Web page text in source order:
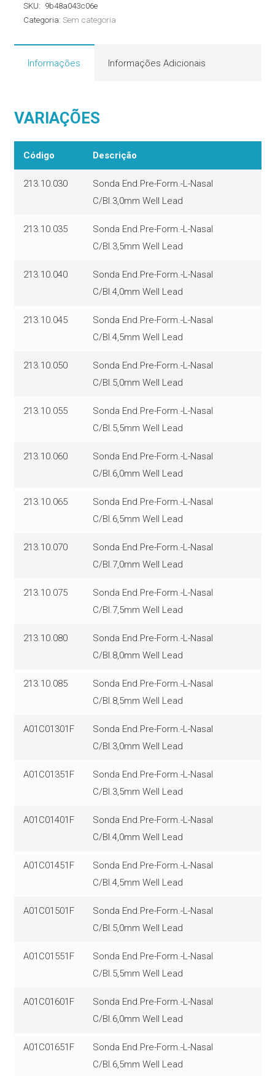
Formada
Norte
Com
Lead
SKU: 9b48a043c06e
Categoria: Sem categoria
Informações Informações Adicionais
VARIAÇÕES
Código Descrição
213.10.030
Sonda End.Pre-Form.-L-Nasal
C/Bl.3,0mm Well Lead
213.10.035
Sonda End.Pre-Form.-L-Nasal
C/Bl.3,5mm Well Lead
213.10.040
Sonda End.Pre-Form.-L-Nasal
C/Bl.4,0mm Well Lead
213.10.045
Sonda End.Pre-Form.-L-Nasal
C/Bl.4,5mm Well Lead
213.10.050
Sonda End.Pre-Form.-L-Nasal
C/Bl.5,0mm Well Lead
213.10.055
Sonda End.Pre-Form.-L-Nasal
C/Bl.5,5mm Well Lead
213.10.060
Sonda End.Pre-Form.-L-Nasal
C/Bl.6,0mm Well Lead
213.10.065
Sonda End.Pre-Form.-L-Nasal
C/Bl.6,5mm Well Lead
213.10.070
Sonda End.Pre-Form.-L-Nasal
C/Bl.7,0mm Well Lead
213.10.075
Sonda End.Pre-Form.-L-Nasal
C/Bl.7,5mm Well Lead
213.10.080
Sonda End.Pre-Form.-L-Nasal
C/Bl.8,0mm Well Lead
213.10.085
Sonda End.Pre-Form.-L-Nasal
C/Bl.8,5mm Well Lead
A01C01301F
Sonda End.Pre-Form.-L-Nasal
C/Bl.3,0mm Well Lead
A01C01351F
Sonda End.Pre-Form.-L-Nasal
C/Bl.3,5mm Well Lead
A01C01401F
Sonda End.Pre-Form.-L-Nasal
C/Bl.4,0mm Well Lead
A01C01451F
Sonda End.Pre-Form.-L-Nasal
C/Bl.4,5mm Well Lead
A01C01501F
Sonda End.Pre-Form.-L-Nasal
C/Bl.5,0mm Well Lead
A01C01551F
Sonda End.Pre-Form.-L-Nasal
C/Bl.5,5mm Well Lead
A01C01601F
Sonda End.Pre-Form.-L-Nasal
C/Bl.6,0mm Well Lead
A01C01651F
Sonda End.Pre-Form.-L-Nasal
C/Bl.6,5mm Well Lead